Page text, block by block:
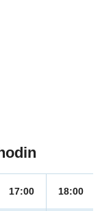
17:00 18:00